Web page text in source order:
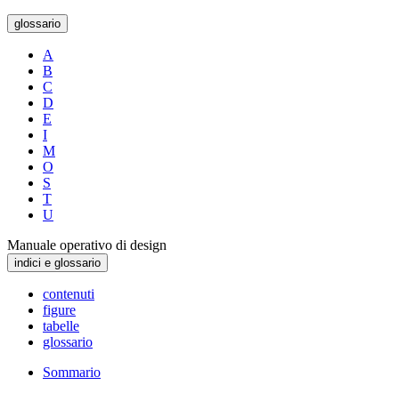
glossario
A
B
C
D
E
I
M
O
S
T
U
Manuale operativo di design
indici e glossario
contenuti
figure
tabelle
glossario
Sommario